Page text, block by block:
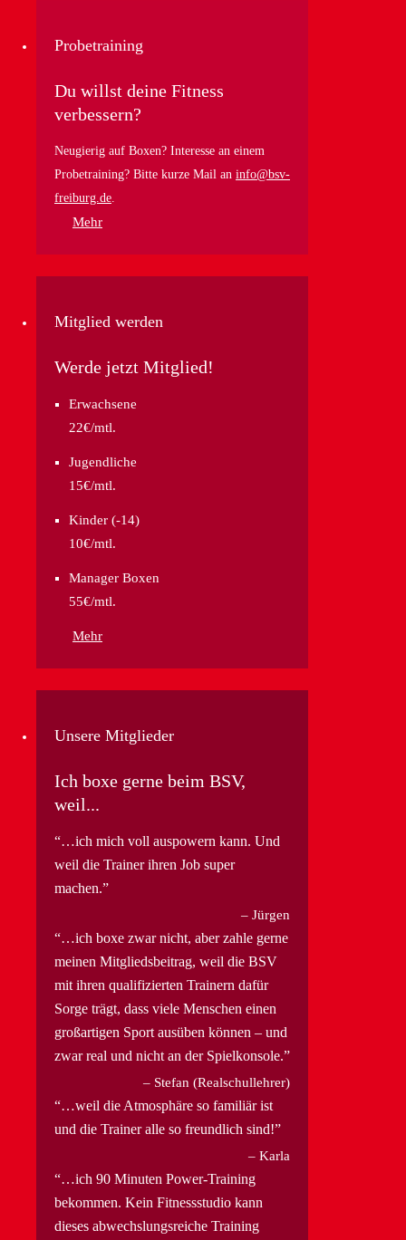
Probetraining
Du willst deine Fitness
verbessern?
Neugierig auf Boxen? Interesse an einem
Probetraining? Bitte kurze Mail an info@bsv-
freiburg.de
Mehr
Mitglied werden
Werde jetzt Mitglied!
Erwachsene
22€/mtl.
Jugendliche
15€/mtl.
Kinder (-14)
10€/mtl.
Manager Boxen
55€/mtl.
Mehr
Unsere Mitglieder
Ich boxe gerne beim BSV,
weil...
…ich mich voll auspowern kann. Und
weil die Trainer ihren Job super
machen.
Jürgen
…ich boxe zwar nicht, aber zahle gerne
meinen Mitgliedsbeitrag, weil die BSV
mit ihren qualifizierten Trainern dafür
Sorge trägt, dass viele Menschen einen
großartigen Sport ausüben können – und
zwar real und nicht an der Spielkonsole.
Stefan (Realschullehrer)
…weil die Atmosphäre so familiär ist
und die Trainer alle so freundlich sind!
Karla
…ich 90 Minuten Power-Training
bekommen. Kein Fitnessstudio kann
dieses abwechslungsreiche Training